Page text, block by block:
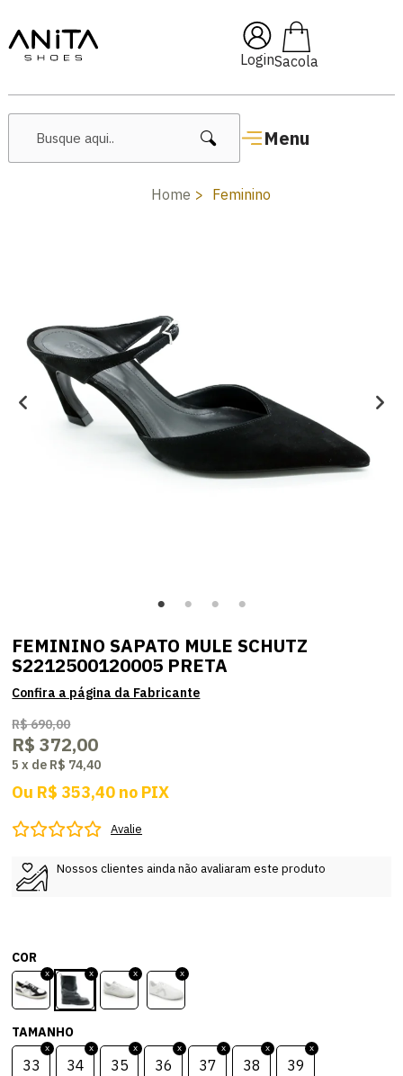
Login
Menu
Home Feminino
FEMININO SAPATO MULE SCHUTZ
S2212500120005 PRETA
R$ 690,00
R$ 372,00
5 x de R$ 74,40
Ou R$ 353,40 no PIX
Avalie
Nossos clientes ainda não avaliaram este produto
COR
TAMANHO
33 34 35 36 37 38 39